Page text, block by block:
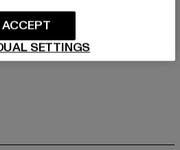
SETTINGS
ACCEPT